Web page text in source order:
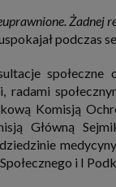
i w Internecie. W
nasi Zaufani Partnerzy,
zapisywane w plikach i
gdy odwiedzasz
znajdzieszpod tym
aby ograniczyć
urządzenia.
Ci następujące uprawnienia
i Zaufanych Partnerów:
zgody na przetwarzanie
Żadnej
podczas
Komisją
Główną
i I